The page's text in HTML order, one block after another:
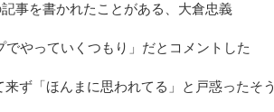
事を書かれたことがある、大倉忠義
やっていくつもり」だとコメントした
ず「ほんまに思われてる」と戸惑ったそう